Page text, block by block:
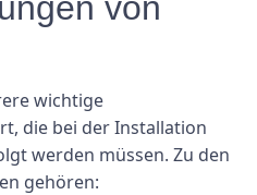
wichtige
die bei der Installation
werden müssen. Zu den
gehören: